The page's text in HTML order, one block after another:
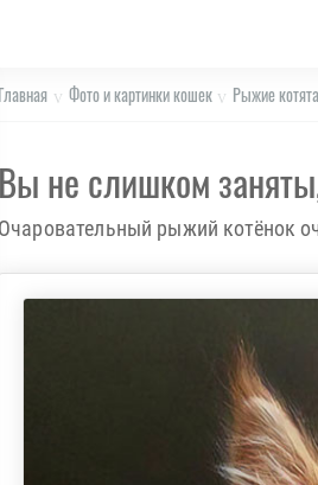
Главная Фото и картинки кошек Рыжие котята
Вы не слишком
Очаровательный рыжий котёнок